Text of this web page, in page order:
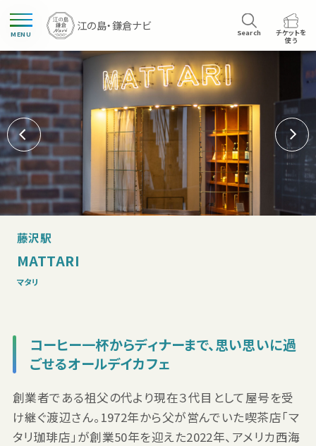
MENU Search
チケットを
使う
藤沢駅
MATTARI
マタリ
コーヒー一杯からディナーまで、思い思いに過
ごせるオールデイカフェ
創業者である祖父の代より現在３代目として屋号を受
け継ぐ渡辺さん。1972年から父が営んでいた喫茶店「マ
タリ珈琲店」が創業50年を迎えた2022年、アメリカ西海